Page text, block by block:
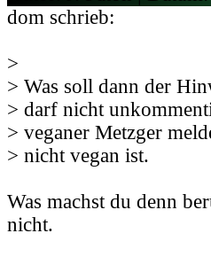
dom schrieb:
>
> Was soll dann der
> darf nicht
> veganer Metzger
> nicht vegan ist.
Was machst du denn
nicht.